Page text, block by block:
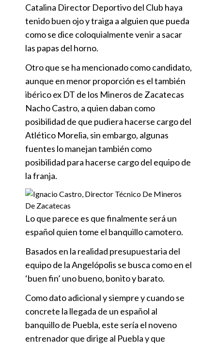
Catalina Director Deportivo del Club haya
tenido buen ojo y traiga a alguien que pueda
como se dice coloquialmente venir a sacar
las papas del horno.
Otro que se ha mencionado como candidato,
aunque en menor proporción es el también
ibérico ex DT de los Mineros de Zacatecas
Nacho Castro, a quien daban como
posibilidad de que pudiera hacerse cargo del
Atlético Morelia, sin embargo, algunas
fuentes lo manejan también como
posibilidad para hacerse cargo del equipo de
la franja.
Lo que parece es que finalmente será un
español quien tome el banquillo camotero.
Basados en la realidad presupuestaria del
equipo de la Angelópolis se busca como en el
‘buen fin’ uno bueno, bonito y barato.
Como dato adicional y siempre y cuando se
concrete la llegada de un español al
banquillo de Puebla, este sería el noveno
entrenador que dirige al Puebla y que